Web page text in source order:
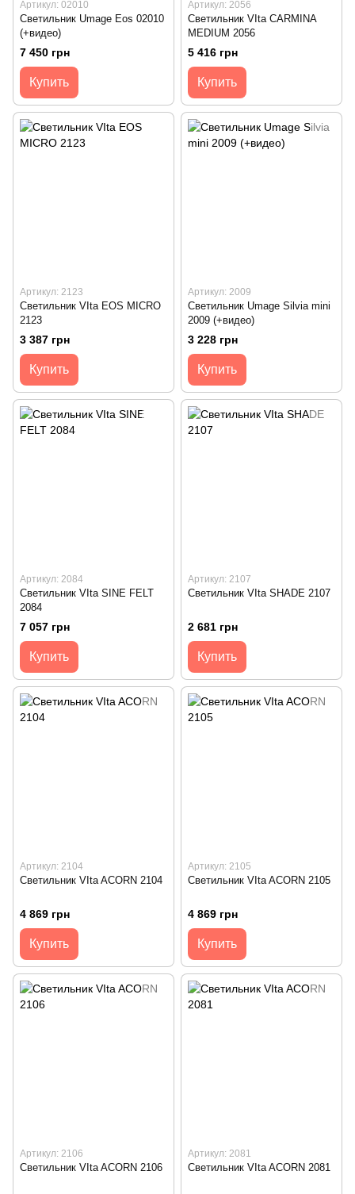
Артикул: 02010
Светильник Umage Eos 02010
(+видео)
7 450 грн
Купить
Артикул: 2056
Светильник VIta CARMINA
MEDIUM 2056
5 416 грн
Купить
Артикул: 2123
Светильник VIta EOS MICRO
2123
3 387 грн
Купить
Артикул: 2009
Светильник Umage Silvia mini
2009 (+видео)
3 228 грн
Купить
Артикул: 2084
Светильник VIta SINE FELT
2084
7 057 грн
Купить
Артикул: 2107
Светильник VIta SHADE 2107
2 681 грн
Купить
Артикул: 2104
Светильник VIta ACORN 2104
4 869 грн
Купить
Артикул: 2105
Светильник VIta ACORN 2105
4 869 грн
Купить
Артикул: 2106
Светильник VIta ACORN 2106
Артикул: 2081
Светильник VIta ACORN 2081